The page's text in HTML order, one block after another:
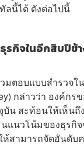
ลนี้ได้ ดังต่อไปนี้
รกิจในอีกสิบปีข้
มตอบแบบสำรวจใน
กล่าวว่า องค์ก
น สะท้อนให้เห็น
แนวโน้มของธุรกิ
สามารถจัดอันดับ